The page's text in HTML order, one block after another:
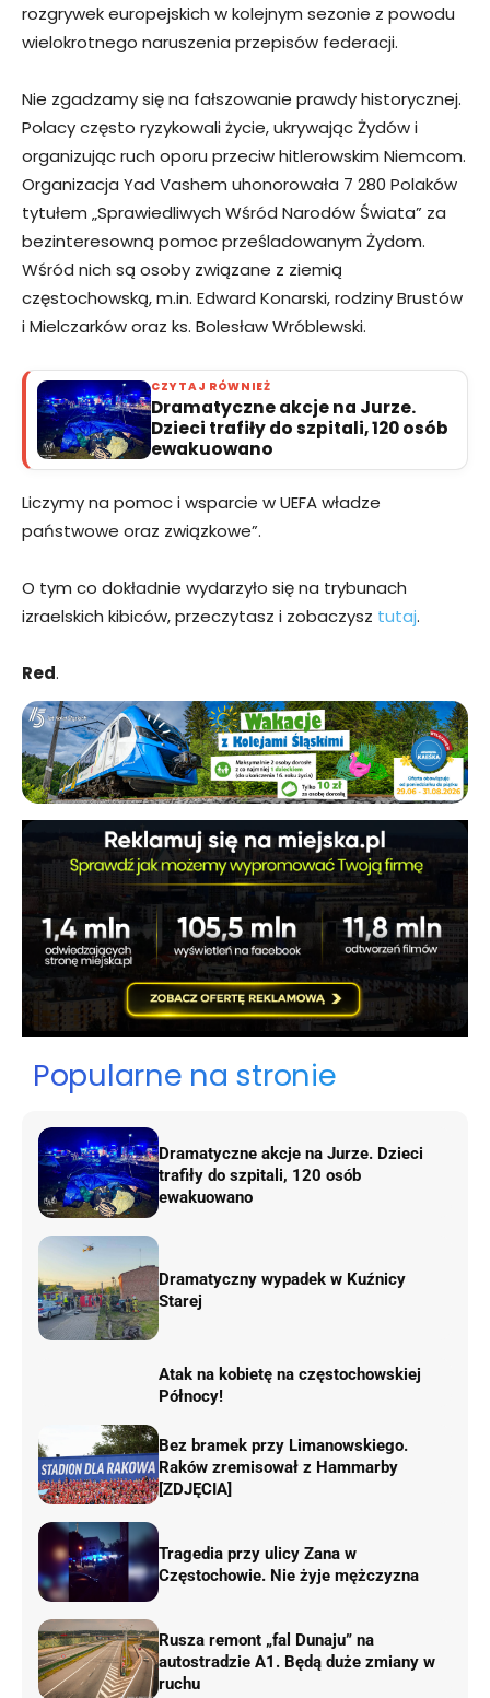
rozgrywek europejskich w kolejnym sezonie z powodu
wielokrotnego naruszenia przepisów federacji.
Nie zgadzamy się na fałszowanie prawdy historycznej.
Polacy często ryzykowali życie, ukrywając Żydów i
organizując ruch oporu przeciw hitlerowskim Niemcom.
Organizacja Yad Vashem uhonorowała 7 280 Polaków
tytułem „Sprawiedliwych Wśród Narodów Świata” za
bezinteresowną pomoc prześladowanym Żydom.
Wśród nich są osoby związane z ziemią
częstochowską, m.in. Edward Konarski, rodziny Brustów
i Mielczarków oraz ks. Bolesław Wróblewski.
CZYTAJ RÓWNIEŻ
Dramatyczne akcje na Jurze.
Dzieci trafiły do szpitali, 120 osób
ewakuowano
Liczymy na pomoc i wsparcie w UEFA władze
państwowe oraz związkowe”.
O tym co dokładnie wydarzyło się na trybunach
izraelskich kibiców, przeczytasz i zobaczysz tutaj.
Red.
Popularne na stronie
Dramatyczne akcje na Jurze. Dzieci
trafiły do szpitali, 120 osób
ewakuowano
Dramatyczny wypadek w Kuźnicy
Starej
Atak na kobietę na częstochowskiej
Północy!
Bez bramek przy Limanowskiego.
Raków zremisował z Hammarby
[ZDJĘCIA]
Tragedia przy ulicy Zana w
Częstochowie. Nie żyje mężczyzna
Rusza remont „fal Dunaju” na
autostradzie A1. Będą duże zmiany w
ruchu